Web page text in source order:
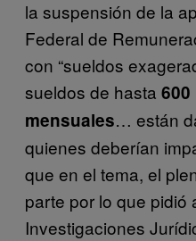
la suspensión de la
Federal de
con “sueldos
sueldos de hasta
mensuales… están
quienes deberían
que en el tema, el
parte por lo que pidió
Investigaciones